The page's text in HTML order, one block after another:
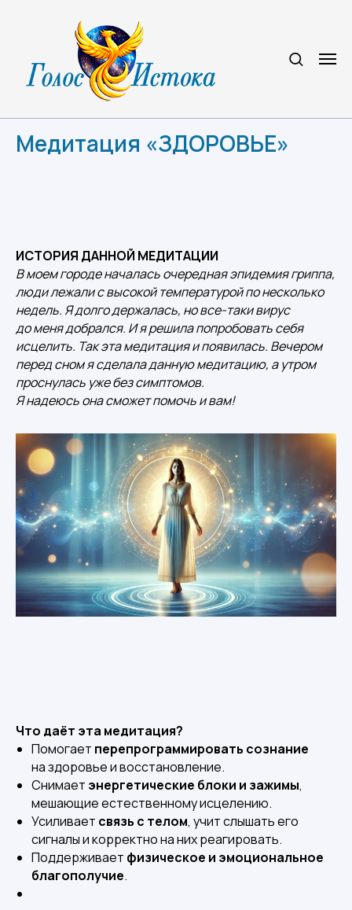
Медитация «ЗДОРОВЬЕ»
ИСТОРИЯ ДАННОЙ МЕДИТАЦИИ
В моем городе началась очередная эпидемия гриппа,
люди лежали с высокой температурой по несколько
недель. Я долго держалась, но все-таки вирус
до меня добрался. И я решила попробовать себя
исцелить. Так эта медитация и появилась. Вечером
перед сном я сделала данную медитацию, а утром
проснулась уже без симптомов.
Я надеюсь она сможет помочь и вам!
Что даёт эта медитация?
Помогает перепрограммировать сознание
на здоровье и восстановление.
Снимает энергетические блоки и зажимы,
мешающие естественному исцелению.
Усиливает связь с телом, учит слышать его
сигналы и корректно на них реагировать.
Поддерживает физическое и эмоциональное
благополучие.